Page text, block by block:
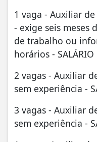
1 vaga - Auxiliar
- exige seis meses
de trabalho ou
horários - SALÁRIO
2 vagas - Auxiliar
sem experiência -
3 vagas - Auxiliar
sem experiência -